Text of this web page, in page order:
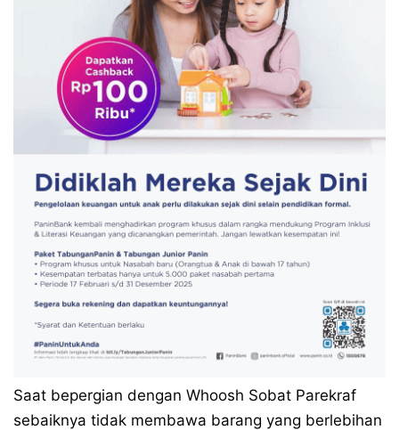
Saat bepergian dengan Whoosh Sobat Parekraf
sebaiknya tidak membawa barang yang berlebihan